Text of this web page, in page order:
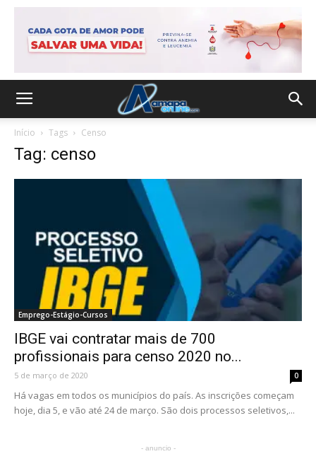
Início Tags Censo
Tag: censo
Emprego-Estágio-Cursos
IBGE vai contratar mais de 700
profissionais para censo 2020 no...
5 de março de 2020 0
Há vagas em todos os municípios do país. As inscrições começam
hoje, dia 5, e vão até 24 de março. São dois processos seletivos,...
- anuncio -